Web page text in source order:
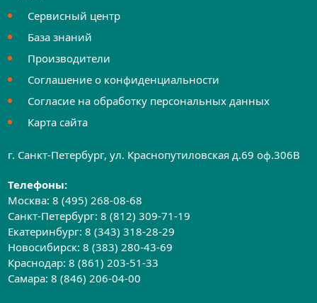
Сервисный центр
База знаний
Производители
Соглашение о конфиденциальности
Согласие на обработку персональных данных
Карта сайта
г. Санкт-Петербург, ул. Краснопутиловская д.69 оф.306B
Телефоны:
Москва:8 (495) 268-08-68
Санкт-Петербург:8 (812) 309-71-19
Екатеринбург:8 (343) 318-28-29
Новосибирск:8 (383) 280-43-69
Краснодар:8 (861) 203-51-33
Самара:8 (846) 206-04-00